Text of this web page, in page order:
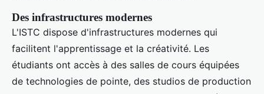
Des infrastructures modernes
L'ISTC dispose d'infrastructures modernes qui
facilitent l'apprentissage et la créativité. Les
étudiants ont accès à des salles de cours équipées
de technologies de pointe, des studios de production